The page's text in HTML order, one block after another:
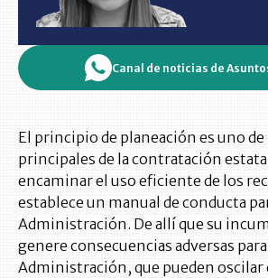
Canal de noticias de
El principio de planeación es uno de
principales de la contratación
encaminar el uso eficiente de los
establece un manual de conducta
Administración. De allí que su
genere consecuencias adversas
Administración, que pueden oscilar